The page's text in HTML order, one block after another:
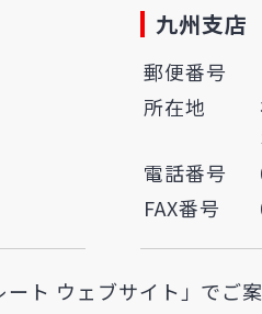
九州支店
郵便番号
所在地
電話番号
FAX番号
ト ウェブサイト」でご案